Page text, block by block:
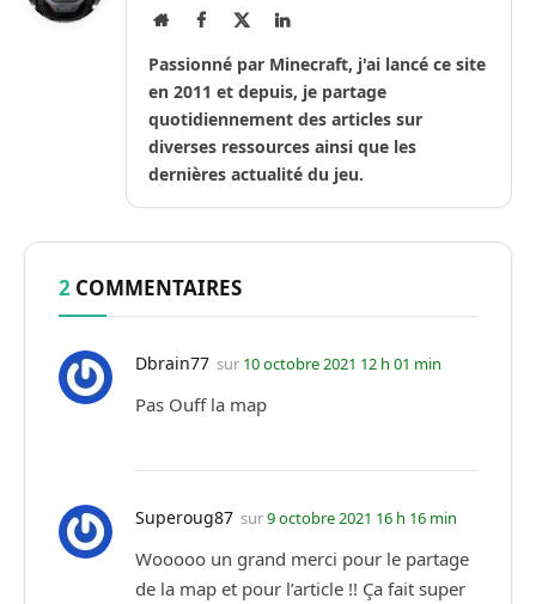
Site
Facebook
X
LinkedIn
Passionné par Minecraft, j'ai lancé ce site
en 2011 et depuis, je partage
quotidiennement des articles sur
diverses ressources ainsi que les
dernières actualité du jeu.
2 COMMENTAIRES
Dbrain77 sur 10 octobre 2021 12 h 01 min
Pas Ouff la map
Superoug87 sur9 octobre 2021 16 h 16 min
Wooooo un grand merci pour le partage
de la map et pour l’article !! Ça fait super